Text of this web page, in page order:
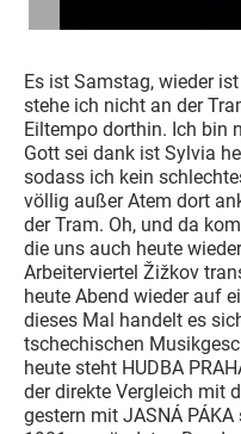
Es ist Samstag, wieder
stehe ich nicht an der
Eiltempo dorthin. Ich bin
Gott sei dank ist Sylvia
sodass ich kein
völlig außer Atem dort
der Tram. Oh, und da
die uns auch heute
Arbeiterviertel Žižkov
heute Abend wieder auf
dieses Mal handelt es
tschechischen
heute steht HUDBA
der direkte Vergleich mit
gestern mit JASNÁ